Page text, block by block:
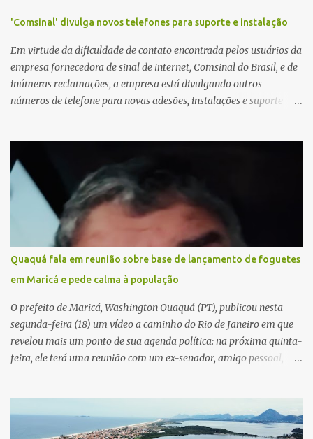
'Comsinal' divulga novos telefones para suporte e instalação
Em virtude da dificuldade de contato encontrada pelos usuários da
empresa fornecedora de sinal de internet, Comsinal do Brasil, e de
inúmeras reclamações, a empresa está divulgando outros
números de telefone para novas adesões, instalações e suporte
Quaquá fala em reunião sobre base de lançamento de foguetes
em Maricá e pede calma à população
O prefeito de Maricá, Washington Quaquá (PT), publicou nesta
segunda-feira (18) um vídeo a caminho do Rio de Janeiro em que
revelou mais um ponto de sua agenda política: na próxima quinta-
feira, ele terá uma reunião com um ex-senador, amigo pessoal,
atenção pela ousadia do projeto, que colocaria Maricá em um
novo patamar de visibilidade tecnológica e estratégica. Segundo